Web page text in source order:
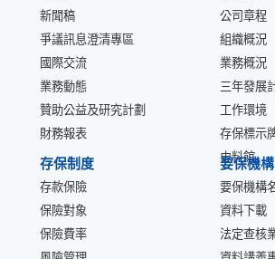
新聞稿
爭議訊息澄清專區
國際交流
業務動態
贊助公益及研究計劃
財務報表
公司章程
組織概況
業務概況
三年發展
工作環境
存保標示
史料館
存保制度
存款保險
保險對象
保險費率
要保機構
要保機構
資料下載
法定查核